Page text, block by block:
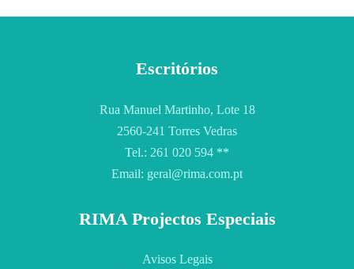
Escritórios
Rua Manuel Martinho, Lote 18
2560-241 Torres Vedras
Tel.: 261 020 594 **
Email: geral@rima.com.pt
RIMA Projectos Especiais
Avisos Legais